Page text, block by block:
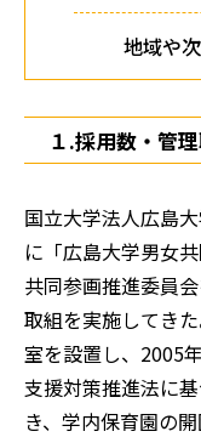
地域や
１.採用数・管
国立大学法人広島
に「広島大学男女
共同参画推進委員
取組を実施してき
室を設置し、2005
支援対策推進法に
き、学内保育園の